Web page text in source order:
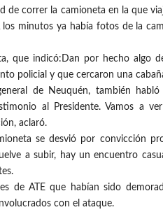
de correr la camioneta en la que
minutos ya había fotos de la
que indicó:Dan por hecho algo
policial y que cercaron una
de Neuquén, también
al Presidente. Vamos a
aclaró.
se desvió por convicción
a subir, hay un encuentro
de ATE que habían sido
con el ataque.